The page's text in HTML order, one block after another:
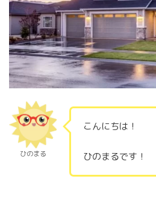
ひのまる
こんにちは！
ひのまるです！